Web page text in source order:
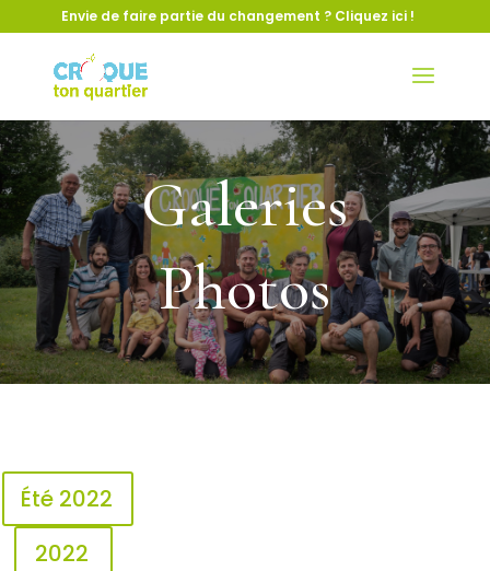
Envie de faire partie du changement ? Cliquez ici !
Galeries
Photos
Été 2022
2022